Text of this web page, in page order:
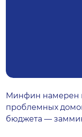
Минфин намерен
проблемных
бюджета —